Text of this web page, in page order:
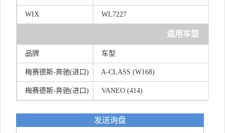
WIX WL7227
适用车型
品牌 车型
梅赛德斯-奔驰(进口) A-CLASS (W168)
梅赛德斯-奔驰(进口) VANEO (414)
发送询盘